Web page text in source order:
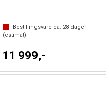
Bestillingsvare ca. 28dager
(estimat)
11 999,-